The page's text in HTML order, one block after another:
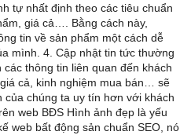
tự nhất định theo các tiêu chuẩn
giá cả…. Bằng cách này,
tin về sản phẩm một cách dễ
mình. 4. Cập nhật tin tức thường
thông tin liên quan đến khách
cả, kinh nghiệm mua bán… sẽ
của chúng ta uy tín hơn với khách
web BĐS Hình ảnh đẹp là yếu
web bất động sản chuẩn SEO, nó